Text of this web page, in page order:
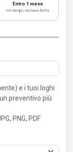
Entro 1 mese
Ho tempo, nessuna fretta
e i tuoi loghi
preventivo più
PNG, PDF